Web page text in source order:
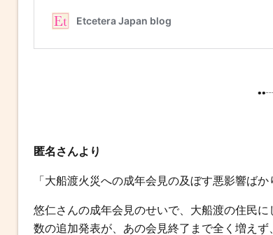
匿名さんより
「大船渡火災への成年会見の及ぼす悪影響ばか
悠仁さんの成年会見のせいで、大船渡の住民
数の追加発表が、あの会見終了まで全く増え